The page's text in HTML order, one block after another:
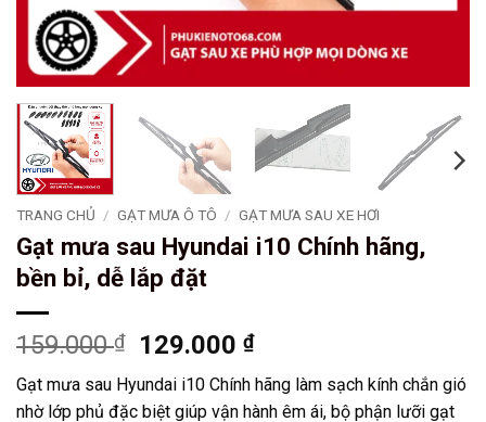
TRANG CHỦ / GẠT MƯA Ô TÔ / GẠT MƯA SAU XE HƠI
Gạt mưa sau Hyundai i10 Chính hãng,
bền bỉ, dễ lắp đặt
159.000₫
Giá
gốc
là:
129.000₫Giá
hiện
tại
Gạt mưa sau Hyundai i10 Chính hãng làm sạch kính chắn gió
nhờ lớp phủ đặc biệt giúp vận hành êm ái, bộ phận lưỡi gạt